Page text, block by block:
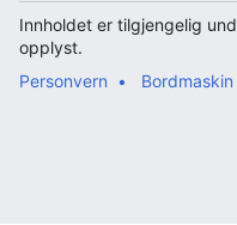
Innholdet er tilgjengelig
opplyst.
Personvern
Bordmaskin